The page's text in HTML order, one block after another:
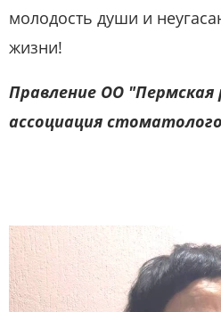
молодость души и
жизни!
Правление ОО "Пермская
ассоциация